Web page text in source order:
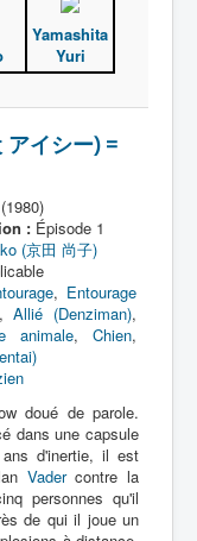
Yamashita
Yuri
アイシー) =
:Épisode 1
(京田 尚子)
, Entourage
Allié (Denziman),
animale, Chien,
doué de parole.
dans une capsule
d'inertie, il est
Vadercontre la
personnes qu'il
de qui il joue un